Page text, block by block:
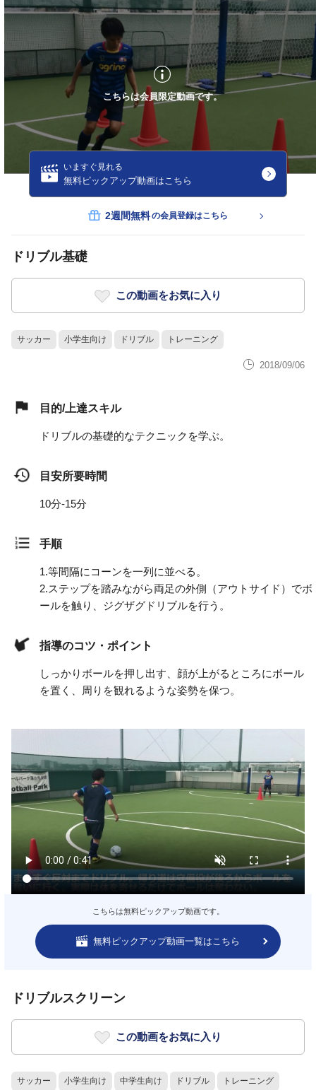
こちらは会員限定動画です。
いますぐ見れる
無料ピックアップ動画はこちら
2週間無料の会員登録はこちら
ドリブル基礎
この動画をお気に入り
サッカー 小学生向け ドリブル トレーニング
2018/09/06
目的/上達スキル
ドリブルの基礎的なテクニックを学ぶ。
目安所要時間
10分-15分
手順
1.等間隔にコーンを一列に並べる。
2.ステップを踏みながら両足の外側（アウトサイド）でボ
ールを触り、ジグザグドリブルを行う。
指導のコツ・ポイント
しっかりボールを押し出す、顔が上がるところにボール
を置く、周りを観れるような姿勢を保つ。
こちらは無料ピックアップ動画です。
無料ピックアップ動画一覧はこちら
ドリブルスクリーン
この動画をお気に入り
サッカー 小学生向け 中学生向け ドリブル トレーニング